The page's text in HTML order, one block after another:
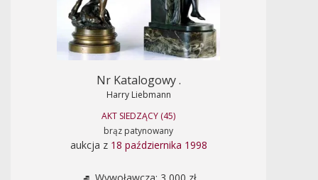
Nr Katalogowy .
Harry Liebmann
AKT SIEDZĄCY (45)
brąz patynowany
aukcja z 18 października 1998
Wywoławcza: 3 000 zł